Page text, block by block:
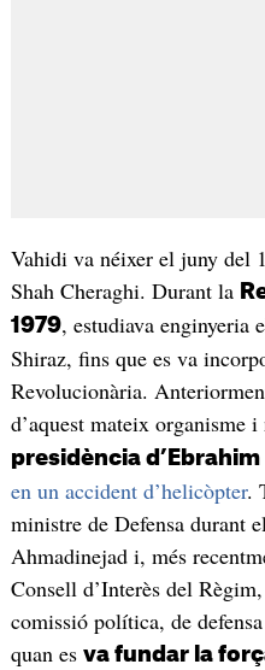
Vahidi va néixer el juny del
Shah Cheraghi. Durant la
1979, estudiava enginyeria
Shiraz, fins que es va
Revolucionària.
d’aquest mateix organisme
presidència d’Ebrahim
en un accident d’helicòpter.
ministre de Defensa durant
Ahmadinejad i, més
Consell d’Interès del
comissió política, de
quan es va fundar la